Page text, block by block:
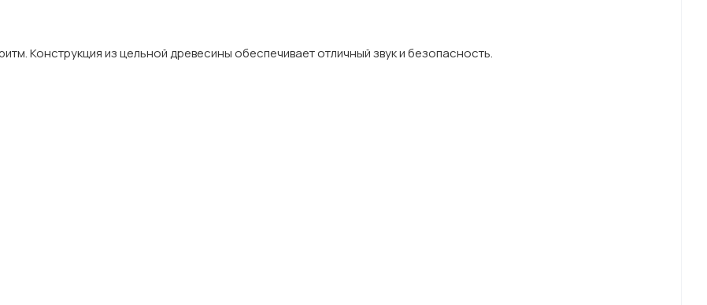
Конструкция из цельной древесины обеспечивает отличный звук и безопасность.